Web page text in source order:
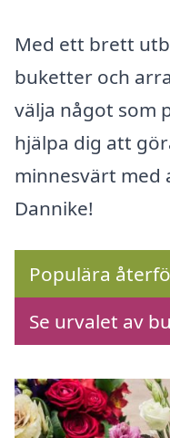
Med ett brett
buketter och
välja något som
hjälpa dig att
minnesvärt med
Dannike!
Populära
Se urvalet av